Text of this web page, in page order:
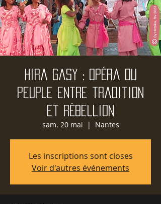
Hira Gasy : Opéra du
peuple entre tradition
et rébellion
sam. 20 mai
  |
Nantes
Les inscriptions sont closes
Voir d'autres événements